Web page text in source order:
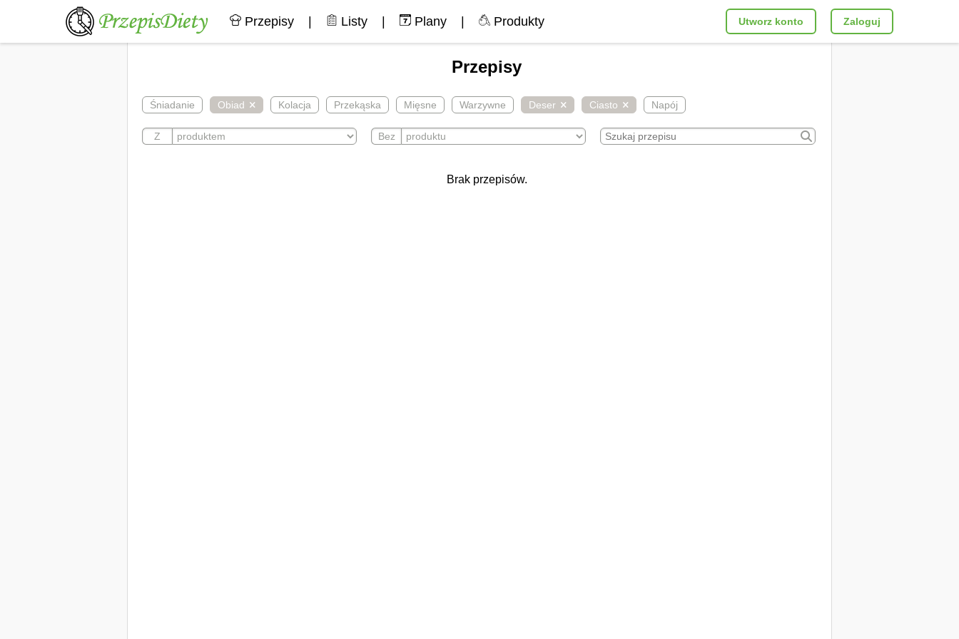
Przepisy Listy Plany Produkty Zaloguj
Utworz konto
Przepisy
Śniadanie Obiad Kolacja Przekąska Mięsne Warzywne Deser Ciasto Napój
Z Bez
Brak przepisów.